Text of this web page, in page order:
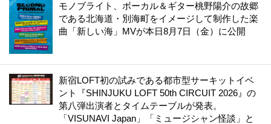
モノブライト、ボーカル＆ギター桃野陽介の故郷
である北海道・別海町をイメージして制作した楽
曲「新しい海」MVが本日8月7日（金）に公開
新宿LOFT初の試みである都市型サーキットイベ
ント『SHINJUKU LOFT 50th CIRCUIT 2026』の
第八弾出演者とタイムテーブルが発表。
「VISUNAVI Japan」「ミュージシャン怪談」と